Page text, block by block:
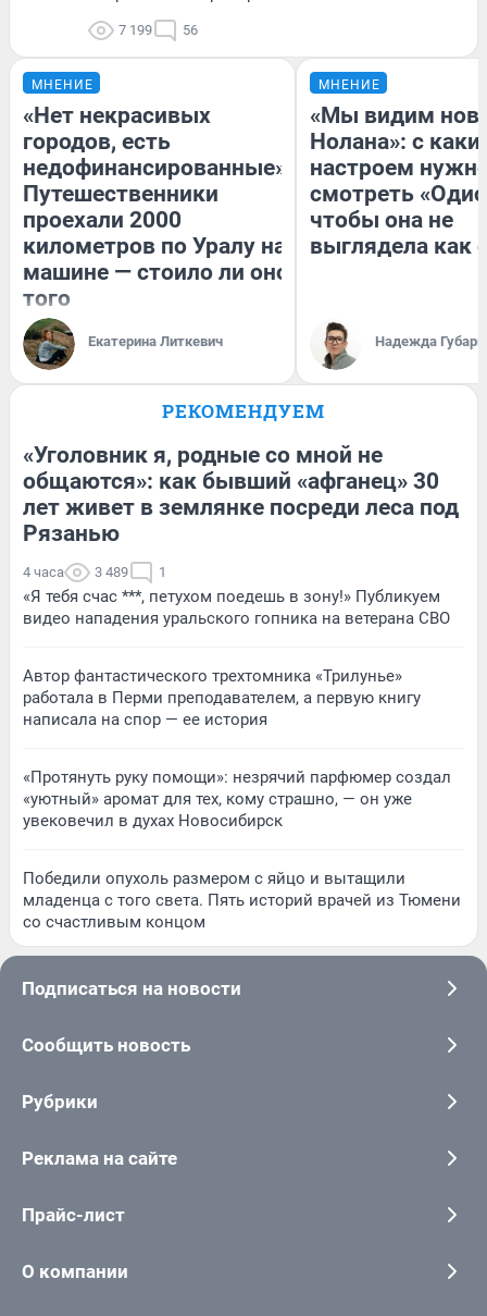
7 199 56
МНЕНИЕ
«Нет некрасивых
городов, есть
недофинансированные».
Путешественники
проехали 2000
километров по Уралу на
машине — стоило ли оно
того
Екатерина Литкевич
МНЕНИЕ
«Мы видим
Нолана»: с
настроем
смотреть
чтобы она не
выглядела как
Надежда Губарь
РЕКОМЕНДУЕМ
«Уголовник я, родные со мной не
общаются»: как бывший «афганец» 30
лет живет в землянке посреди леса под
Рязанью
4 часа 3 489 1
«Я тебя счас ***, петухом поедешь в зону!» Публикуем
видео нападения уральского гопника на ветерана СВО
Автор фантастического трехтомника «Трилунье»
работала в Перми преподавателем, а первую книгу
написала на спор — ее история
«Протянуть руку помощи»: незрячий парфюмер создал
«уютный» аромат для тех, кому страшно, — он уже
увековечил в духах Новосибирск
Победили опухоль размером с яйцо и вытащили
младенца с того света. Пять историй врачей из Тюмени
со счастливым концом
Подписаться на новости
Сообщить новость
Рубрики
Реклама на сайте
Прайс-лист
О компании